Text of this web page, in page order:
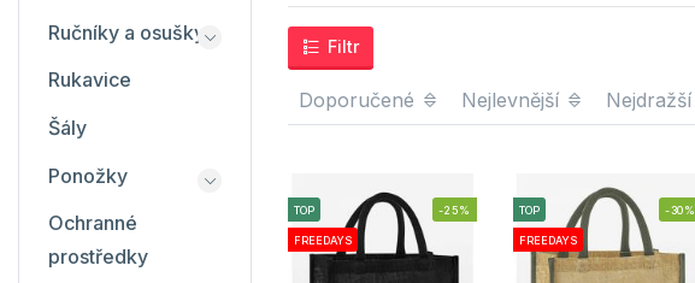
Filtr
Doporučené Nejlevnější Nejdražší
TOP
FREEDAYS
-25% TOP
FREEDAYS
-30%
Ručníky a osušky
Rukavice
Šály
Ponožky
Ochranné
prostředky